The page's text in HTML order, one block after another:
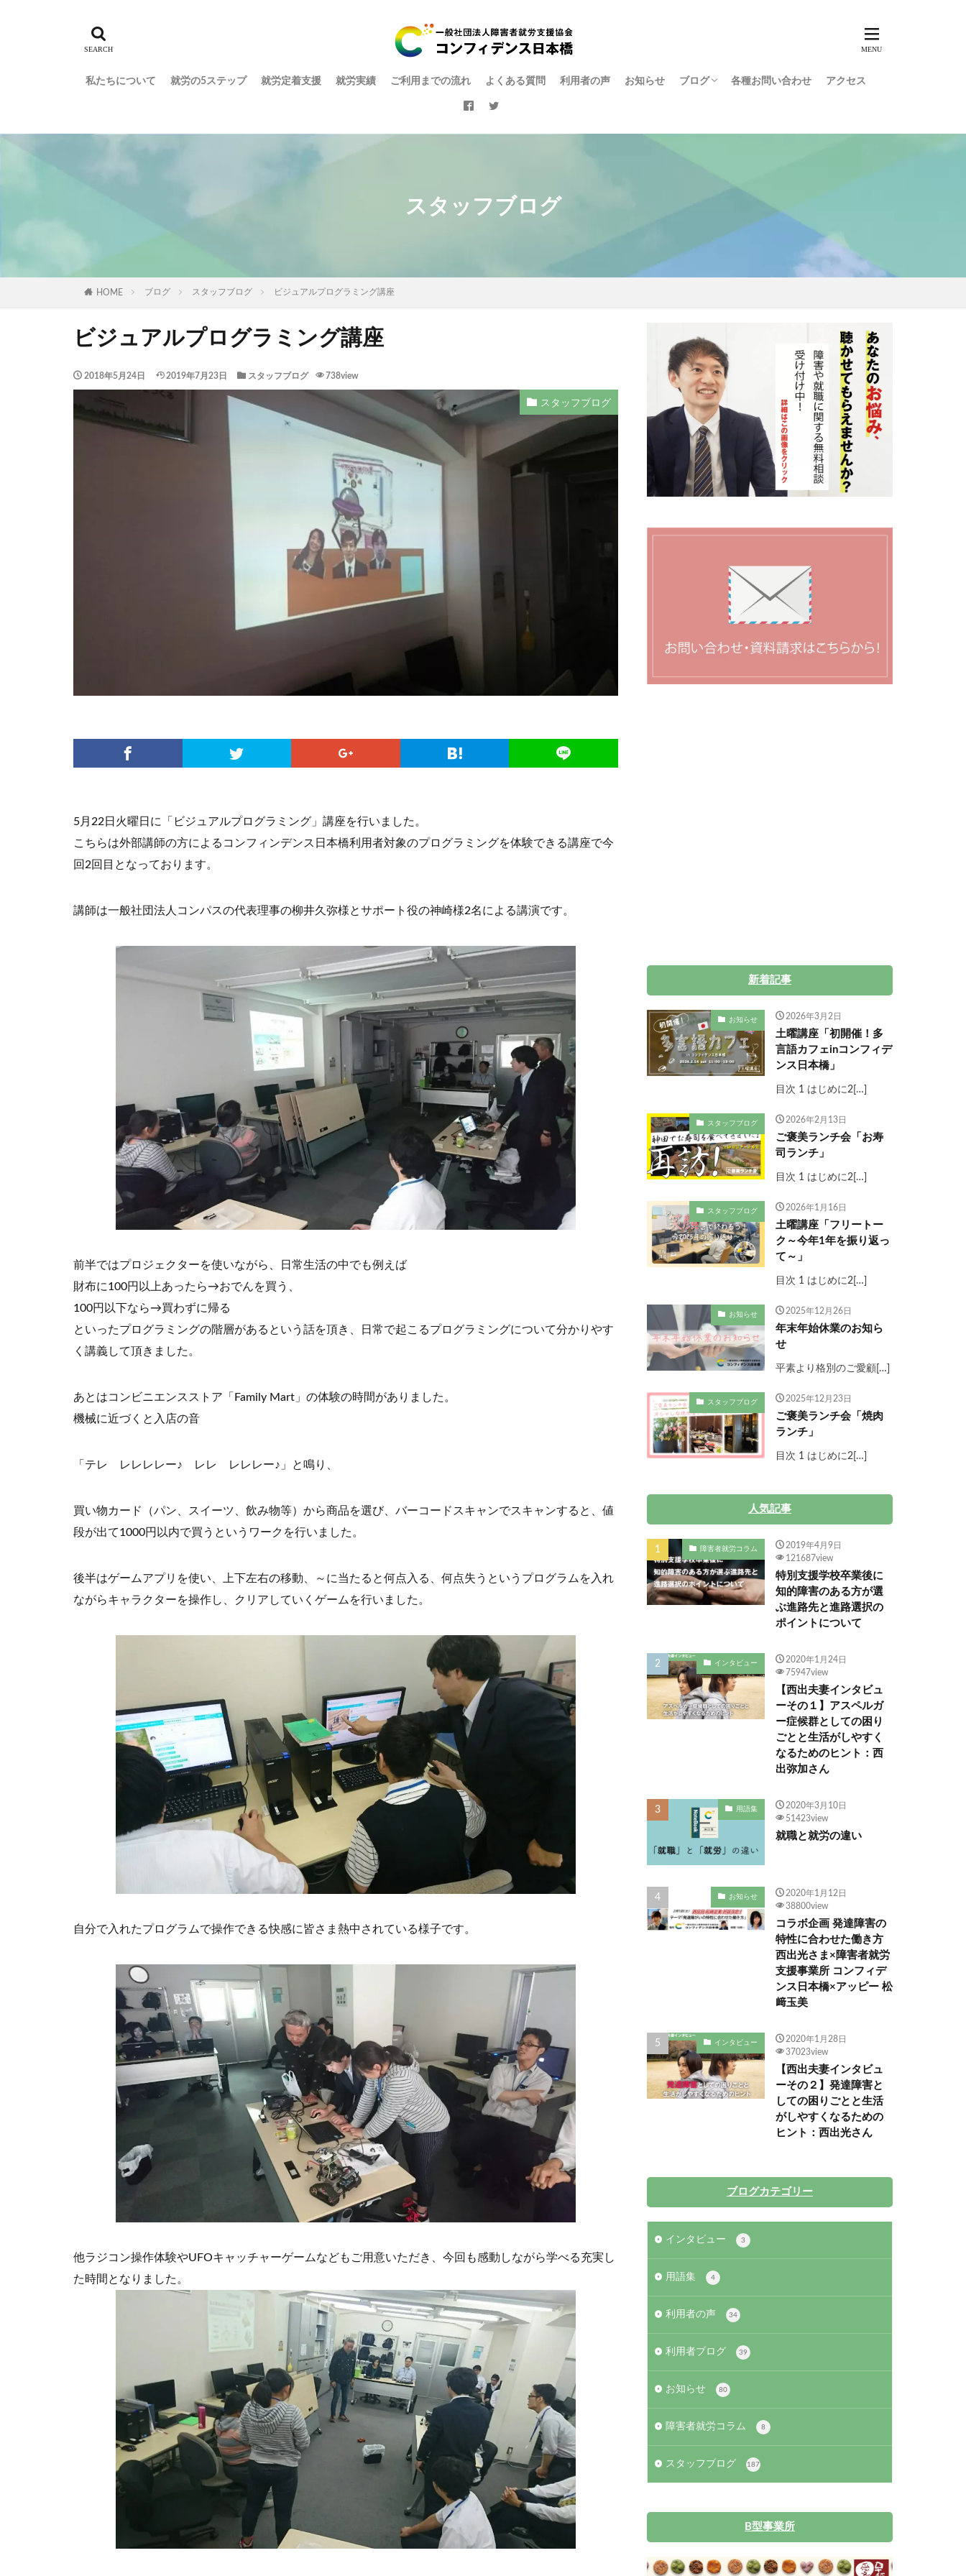
私たちについて 就労の5ステップ 就労定着支援 就労実績 ご利用までの流れ よくある質問 利用者の声 お知らせ ブログ 各種お問い合わせ アクセス
スタッフブログ
HOME ブログ スタッフブログ ビジュアルプログラミング講座
ビジュアルプログラミング講座
2018年5月24日 2019年7月23日 スタッフブログ 738view
スタッフブログ
5月22日火曜日に「ビジュアルプログラミング」講座を行いました。
こちらは外部講師の方によるコンフィンデンス日本橋利用者対象のプログラミングを体験できる講座で今
回2回目となっております。
講師は一般社団法人コンパスの代表理事の柳井久弥様とサポート役の神崎様2名による講演です。
前半ではプロジェクターを使いながら、日常生活の中でも例えば
財布に100円以上あったら→おでんを買う、
100円以下なら→買わずに帰る
といったプログラミングの階層があるという話を頂き、日常で起こるプログラミングについて分かりやす
く講義して頂きました。
あとはコンビニエンスストア「Family Mart」の体験の時間がありました。
機械に近づくと入店の音
「テレ レレレレー♪ レレ レレレー♪」と鳴り、
買い物カード（パン、スイーツ、飲み物等）から商品を選び、バーコードスキャンでスキャンすると、値
段が出て1000円以内で買うというワークを行いました。
後半はゲームアプリを使い、上下左右の移動、～に当たると何点入る、何点失うというプログラムを入れ
ながらキャラクターを操作し、クリアしていくゲームを行いました。
自分で入れたプログラムで操作できる快感に皆さま熱中されている様子です。
他ラジコン操作体験やUFOキャッチャーゲームなどもご用意いただき、今回も感動しながら学べる充実し
た時間となりました。
新着記事
お知らせ 2026年3月2日
土曜講座「初開催！多
言語カフェinコンフィデ
ンス日本橋」
目次 1 はじめに2[…]
スタッフブログ 2026年2月13日
ご褒美ランチ会「お寿
司ランチ」
目次 1 はじめに2[…]
スタッフブログ 2026年1月16日
土曜講座「フリートー
ク～今年1年を振り返っ
て～」
目次 1 はじめに2[…]
お知らせ 2025年12月26日
年末年始休業のお知ら
せ
平素より格別のご愛顧[…]
スタッフブログ 2025年12月23日
ご褒美ランチ会「焼肉
ランチ」
目次 1 はじめに2[…]
人気記事
障害者就労コラム
2019年4月9日
121687view
特別支援学校卒業後に
知的障害のある方が選
ぶ進路先と進路選択の
ポイントについて
インタビュー
2020年1月24日
75947view
【西出夫妻インタビュ
ーその１】アスペルガ
ー症候群としての困り
ごとと生活がしやすく
なるためのヒント：西
出弥加さん
用語集
2020年3月10日
51423view
就職と就労の違い
お知らせ
2020年1月12日
38800view
コラボ企画 発達障害の
特性に合わせた働き方
西出光さま×障害者就労
支援事業所 コンフィデ
ンス日本橋×アッピー 松
﨑玉美
インタビュー
2020年1月28日
37023view
【西出夫妻インタビュ
ーその２】発達障害と
しての困りごとと生活
がしやすくなるための
ヒント：西出光さん
ブログカテゴリー
インタビュー 3
用語集 4
利用者の声 34
利用者ブログ 39
お知らせ 80
障害者就労コラム 8
スタッフブログ 187
B型事業所